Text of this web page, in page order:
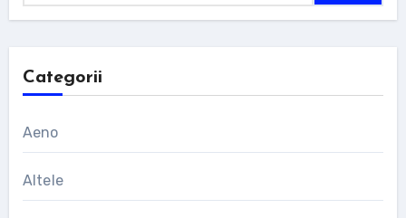
Categorii
Aeno
Altele